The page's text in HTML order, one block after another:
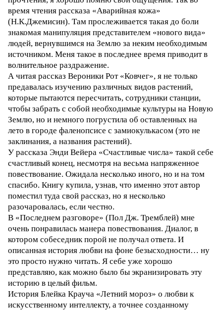
время чтения рассказа «Аварийная кожа»
(Н.К.Джемисин). Там прослеживается такая до боли
знакомая манипуляция представителем «нового вида»
людей, вернувшимся на Землю за неким необходимым
источником. Меня такое в последнее время приводит в
волнительное раздражение.
А читая рассказ Вероники Рот «Ковчег», я не только
предавалась изучению различных видов растений,
которые пытаются пересчитать, сотрудники станции,
чтобы забрать с собой необходимые культуры на Новую
Землю, но и немного погрустила об оставленных на
лето в городе фаленопсисе с замиокулькасом (это не
заклинания, а названия растений).
У рассказа Энди Вейера «Счастливые числа» такой себе
счастливый конец, несмотря на весьма напряженное
повествование. Ожидала несколько иного, но и на том
спасибо. Книгу купила, узнав, что именно этот автор
поместил туда свой рассказ, но я несколько
разочаровалась, если честно.
В «Последнем разговоре» (Пол Дж. Тремблей) мне
очень понравилась манера повествования. Диалог, в
котором собеседник порой не получал ответа. И
описанная история любви на фоне безысходности… ну
это просто нужно читать. Я себе уже хорошо
представляю, как можно было бы экранизировать эту
историю в целый фильм.
История Блейка Крауча «Летний мороз» о любви к
искусственному интеллекту, а точнее созданному